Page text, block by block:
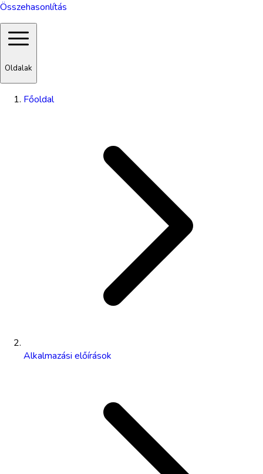
Összehasonlítás
Oldalak
Főoldal
Alkalmazási előírások